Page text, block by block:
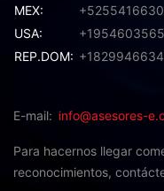
MEX:
USA:
REP.DOM:
E-mail info@asesores-
Para hacernos llegar
reconocimientos,